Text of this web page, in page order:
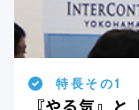
特長その1
『やる気』